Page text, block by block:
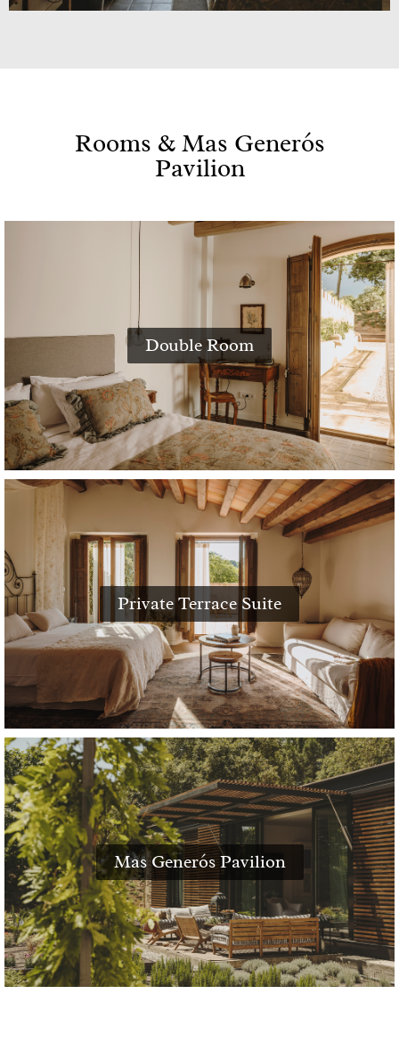
Rooms & Mas Generós
Pavilion
Double Room
Private Terrace Suite
Mas Generós Pavilion